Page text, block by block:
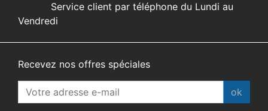
Service client par téléphone du Lundi au
Vendredi
Recevez nos offres spéciales
ok